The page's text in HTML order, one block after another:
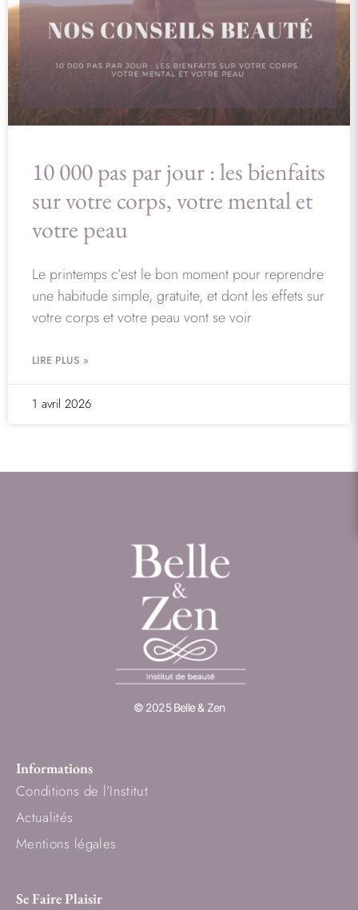
10 000 pas par jour : les bienfaits
sur votre corps, votre mental et
votre peau
Le printemps c’est le bon moment pour reprendre
une habitude simple, gratuite, et dont les effets sur
votre corps et votre peau vont se voir
LIRE PLUS »
1 avril 2026
© 2025 Belle & Zen
Informations
Conditions de l’Institut
Actualités
Mentions légales
Se Faire Plaisir